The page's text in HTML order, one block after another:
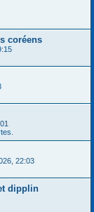
coréens
22:03
dipplin